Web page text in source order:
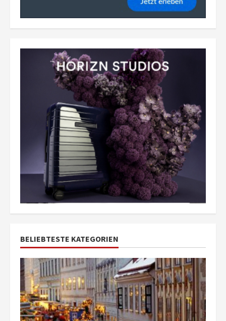
BELIEBTESTE KATEGORIEN